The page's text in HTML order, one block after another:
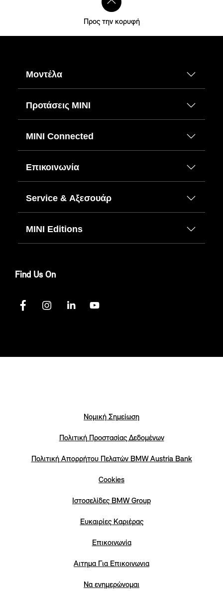
Προς την κορυφή
Μοντέλα
Προτάσεις ΜΙΝΙ
MINI Connected
Επικοινωνία
Service & Αξεσουάρ
MINI Editions
Find Us On
Νομική Σημείωση
Πολιτική Προστασίας Δεδομένων
Πολιτική Απορρήτου Πελατών ΒΜW Austria Bank
Cookies
Iστοσελίδες BMW Group
Eυκαιρίες Καριέρας
Επικοινωνία
Αιτημα Για Επικοινωνια
Να ενημερώνομαι